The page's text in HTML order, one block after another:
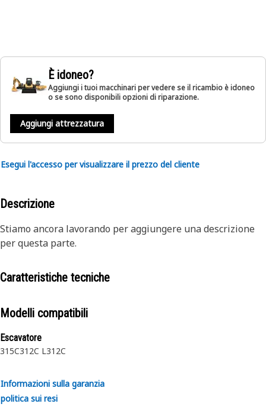
È idoneo?
Aggiungi i tuoi macchinari per vedere se il ricambio è idoneo
o se sono disponibili opzioni di riparazione.
Aggiungi attrezzatura
Esegui l'accesso per visualizzare il prezzo del cliente
Descrizione
Stiamo ancora lavorando per aggiungere una descrizione
per questa parte.
Caratteristiche tecniche
Modelli compatibili
Escavatore
315C312C L312C
Informazioni sulla garanzia
politica sui resi